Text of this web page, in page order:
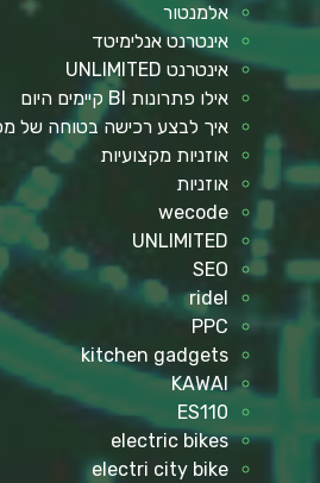
אלמנטור
אינטרנט אנלימיטד
אינטרנט UNLIMITED
אילו פתרונות BI קיימים היום
איך לבצע רכישה בטוחה של
אוזניות מקצועיות
אוזניות
wecode
UNLIMITED
SEO
ridel
PPC
kitchen gadgets
KAWAI
ES110
electric bikes
electri city bike